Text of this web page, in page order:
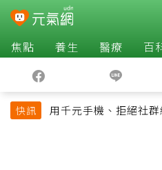
焦點 養生 醫療 百
快訊
用千元手機、拒絕社